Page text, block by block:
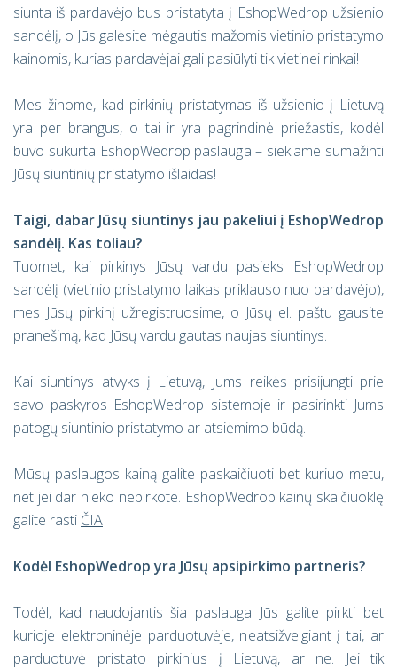
siunta iš pardavėjo bus pristatyta į EshopWedrop užsienio
sandėlį, o Jūs galėsite mėgautis mažomis vietinio pristatymo
kainomis, kurias pardavėjai gali pasiūlyti tik vietinei rinkai!
Mes žinome, kad pirkinių pristatymas iš užsienio į Lietuvą
yra per brangus, o tai ir yra pagrindinė priežastis, kodėl
buvo sukurta EshopWedrop paslauga – siekiame sumažinti
Jūsų siuntinių pristatymo išlaidas!
Taigi, dabar Jūsų siuntinys jau pakeliui į EshopWedrop
sandėlį. Kas toliau?
Tuomet, kai pirkinys Jūsų vardu pasieks EshopWedrop
sandėlį (vietinio pristatymo laikas priklauso nuo pardavėjo),
mes Jūsų pirkinį užregistruosime, o Jūsų el. paštu gausite
pranešimą, kad Jūsų vardu gautas naujas siuntinys.
Kai siuntinys atvyks į Lietuvą, Jums reikės prisijungti prie
savo paskyros EshopWedrop sistemoje ir pasirinkti Jums
patogų siuntinio pristatymo ar atsiėmimo būdą.
Mūsų paslaugos kainą galite paskaičiuoti bet kuriuo metu,
net jei dar nieko nepirkote. EshopWedrop kainų skaičiuoklę
galite rasti ČIA
Kodėl EshopWedrop yra Jūsų apsipirkimo partneris?
Todėl, kad naudojantis šia paslauga Jūs galite pirkti bet
kurioje elektroninėje parduotuvėje, neatsižvelgiant į tai, ar
parduotuvė pristato pirkinius į Lietuvą, ar ne. Jei tik